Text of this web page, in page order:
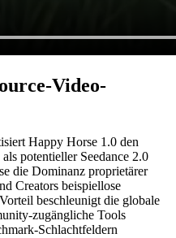
Video-
Happy Horse 1.0 den
potentieller Seedance 2.0
die Dominanz proprietärer
Creators beispiellose
beschleunigt die globale
zugängliche Tools
Schlachtfeldern